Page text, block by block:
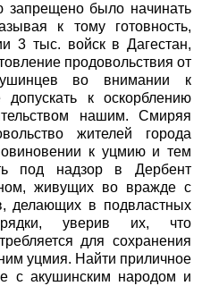
было начинать
к тому готовность,
3 тыс. войск в Дагестан,
продовольствия от
во внимании к
к оскорблению
нашим. Смиряя
жителей города
к уцмию и тем
под надзор в Дербент
живущих во вражде с
делающих в подвластных
уверив их, что
для сохранения
уцмия. Найти приличное
с акушинским народом и